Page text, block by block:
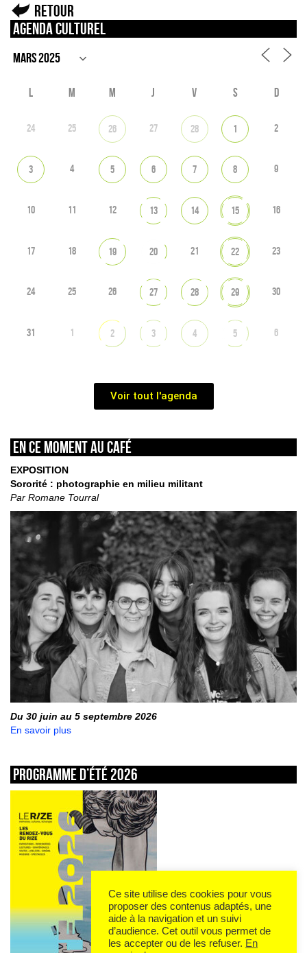
Retour
Agenda culturel
L M M J V S D
24 25 26 27 28 1 2
3 4 5 6 7 8 9
10 11 12 13 14 15 16
17 18 19 20 21 22 23
24 25 26 27 28 29 30
31 1 2 3 4 5 6
Voir tout l'agenda
En ce moment au café
EXPOSITION
Sororité : photographie en milieu militant
Par Romane Tourral
Du 30 juin au 5 septembre 2026
En savoir plus
Programme d’été 2026
Ce site utilise des cookies pour vous
proposer des contenus adaptés, une
aide à la navigation et un suivi
d’audience. Cet outil vous permet de
les accepter ou de les refuser. En